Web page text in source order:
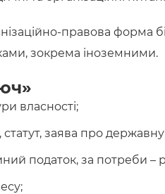
правова форма
зокрема іноземними.
власності;
заява про
податок, за потреби